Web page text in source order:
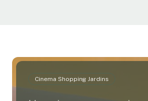
Cinema Shopping Jardins